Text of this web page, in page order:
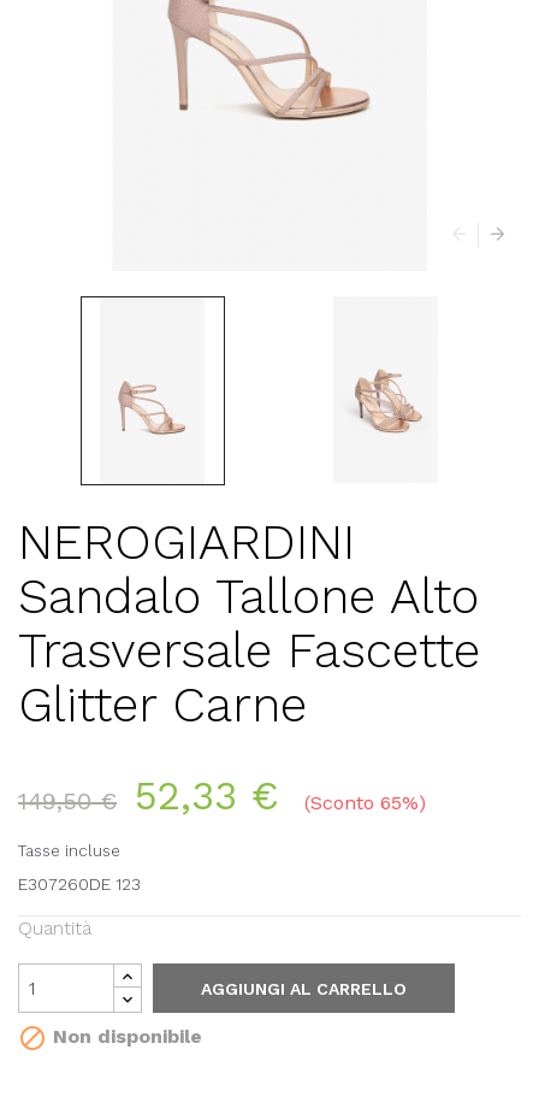
NEROGIARDINI
Sandalo Tallone Alto
Trasversale Fascette
Glitter Carne
149,50 € 52,33 € Sconto 65%
Tasse incluse
E307260DE 123
Quantità
AGGIUNGI AL CARRELLO
 Non disponibile